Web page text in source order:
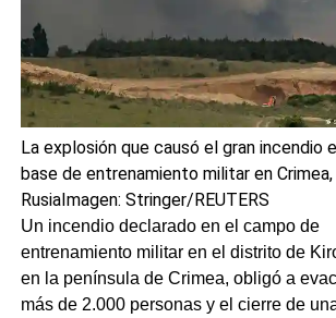
La explosión que causó el gran incendio
base de entrenamiento militar en Crimea,
RusiaImagen: Stringer/REUTERS
Un incendio declarado en el campo de
entrenamiento militar en el distrito de
en la península de Crimea, obligó a
más de 2.000 personas y el cierre de